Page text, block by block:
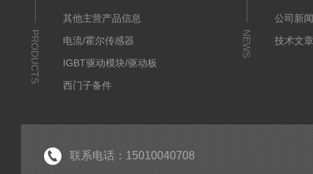
PRODUCTS
其他主营产品信息
电流/霍尔传感器
IGBT驱动模块/驱动板
西门子备件
PIM集成功率模块
NEWS
公司新
技术文
联系电话：15010040708